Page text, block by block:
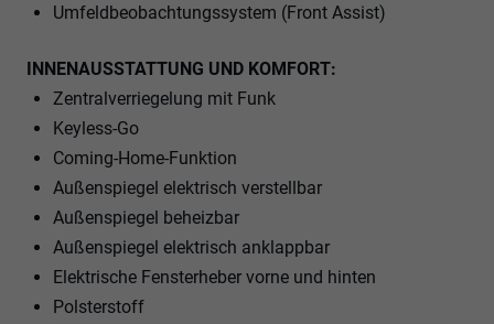
Umfeldbeobachtungssystem (Front Assist)
INNENAUSSTATTUNG UND KOMFORT:
Zentralverriegelung mit Funk
Keyless-Go
Coming-Home-Funktion
Außenspiegel elektrisch verstellbar
Außenspiegel beheizbar
Außenspiegel elektrisch anklappbar
Elektrische Fensterheber vorne und hinten
Polsterstoff